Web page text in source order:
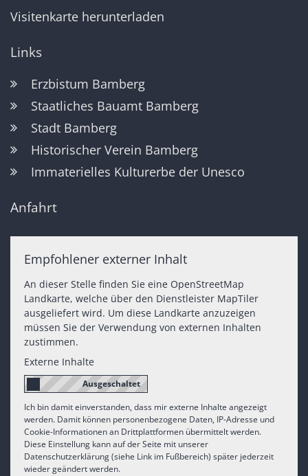
Visitenkarte herunterladen
Links
Erzbistum Bamberg
Staatliches Bauamt Bamberg
Stadt Bamberg
Historischer Verein Bamberg
Immaterielles Kulturerbe der Unesco
Anfahrt
Empfohlener externer Inhalt
An dieser Stelle finden Sie eine OpenStreetMap
Landkarte, welche über den Dienstleister MapTiler
ausgeliefert wird. Um diese Landkarte anzuzeigen
müssen Sie der Verwendung von externen Inhalten
zustimmen.
Externe Inhalte
Ich bin damit einverstanden, dass mir externe Inhalte angezeigt
werden. Damit können personenbezogene Daten, IP-Adresse und
Cookie-Informationen an Drittplattformen übermittelt werden.
Diese Einstellung kann auf der Seite mit unserer
Datenschutzerklärung (siehe Link im Fußbereich) später jederzeit
wieder geändert werden.